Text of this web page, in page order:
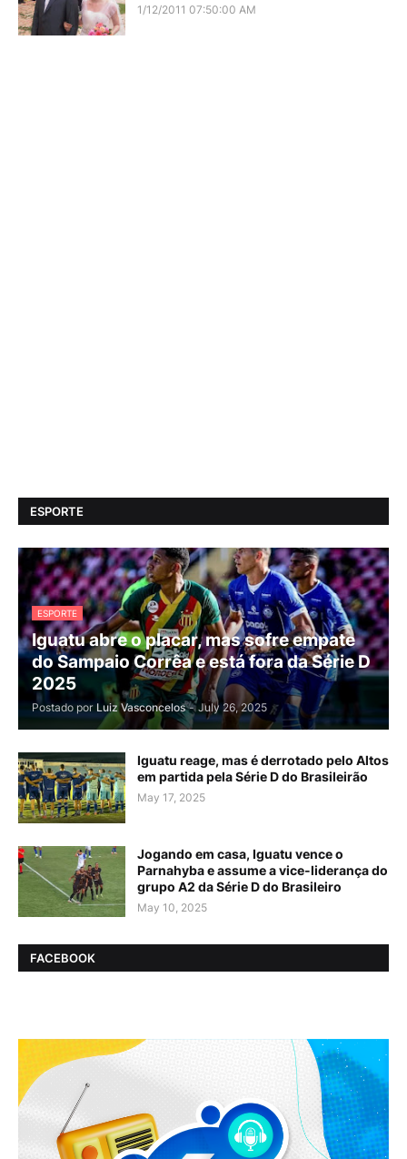
1/12/2011 07:50:00 AM
ESPORTE
ESPORTE
Iguatu abre o placar, mas sofre empate
do Sampaio Corrêa e está fora da Série D
2025
Postado por Luiz Vasconcelos - July 26, 2025
Iguatu reage, mas é derrotado pelo Altos
em partida pela Série D do Brasileirão
May 17, 2025
Jogando em casa, Iguatu vence o
Parnahyba e assume a vice-liderança do
grupo A2 da Série D do Brasileiro
May 10, 2025
FACEBOOK